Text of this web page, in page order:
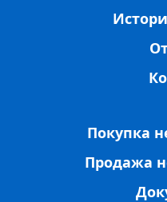
Покупка
Продажа